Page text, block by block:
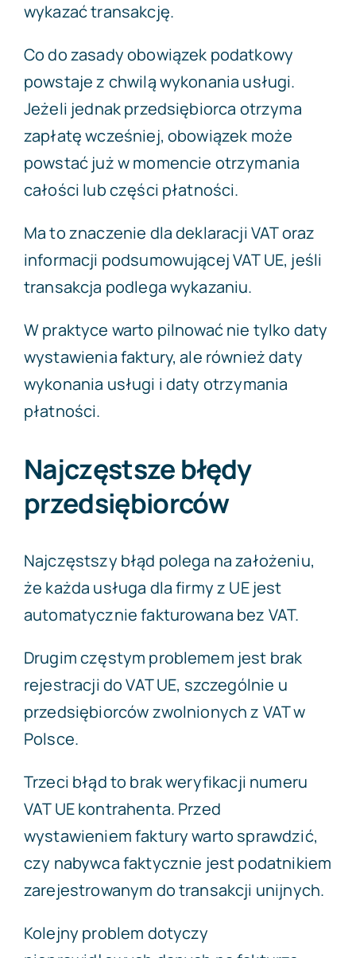
wykazać transakcję.
Co do zasady obowiązek podatkowy
powstaje z chwilą wykonania usługi.
Jeżeli jednak przedsiębiorca otrzyma
zapłatę wcześniej, obowiązek może
powstać już w momencie otrzymania
całości lub części płatności.
Ma to znaczenie dla deklaracji VAT oraz
informacji podsumowującej VAT UE, jeśli
transakcja podlega wykazaniu.
W praktyce warto pilnować nie tylko daty
wystawienia faktury, ale również daty
wykonania usługi i daty otrzymania
płatności.
Najczęstsze błędy
przedsiębiorców
Najczęstszy błąd polega na założeniu,
że każda usługa dla firmy z UE jest
automatycznie fakturowana bez VAT.
Drugim częstym problemem jest brak
rejestracji do VAT UE, szczególnie u
przedsiębiorców zwolnionych z VAT w
Polsce.
Trzeci błąd to brak weryfikacji numeru
VAT UE kontrahenta. Przed
wystawieniem faktury warto sprawdzić,
czy nabywca faktycznie jest podatnikiem
zarejestrowanym do transakcji unijnych.
Kolejny problem dotyczy